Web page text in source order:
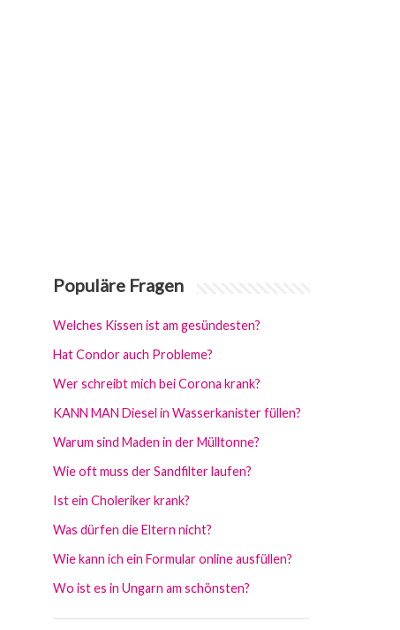
Populäre Fragen
Welches Kissen ist am gesündesten?
Hat Condor auch Probleme?
Wer schreibt mich bei Corona krank?
KANN MAN Diesel in Wasserkanister füllen?
Warum sind Maden in der Mülltonne?
Wie oft muss der Sandfilter laufen?
Ist ein Choleriker krank?
Was dürfen die Eltern nicht?
Wie kann ich ein Formular online ausfüllen?
Wo ist es in Ungarn am schönsten?